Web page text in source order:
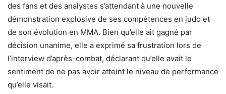
des fans et des analystes s’attendant à une nouvelle
démonstration explosive de ses compétences en judo et
de son évolution en MMA. Bien qu’elle ait gagné par
décision unanime, elle a exprimé sa frustration lors de
l’interview d’après-combat, déclarant qu’elle avait le
sentiment de ne pas avoir atteint le niveau de performance
qu’elle visait.